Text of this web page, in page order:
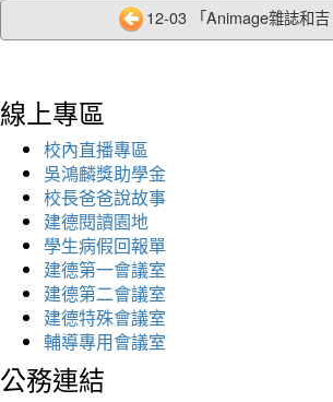
12-03 「Animage雜誌和
線上專區
校內直播專區
吳鴻麟獎助學金
校長爸爸說故事
建德閱讀園地
學生病假回報單
建德第一會議室
建德第二會議室
建德特殊會議室
輔導專用會議室
公務連結